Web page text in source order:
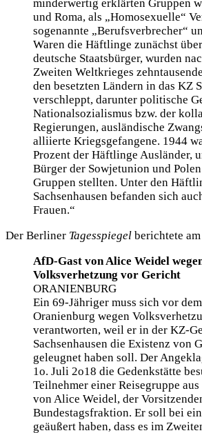
minderwertig erklärten Gruppen
und Roma, als „Homosexuelle“
sogenannte „Berufsverbrecher“
Waren die Häftlinge zunächst
deutsche Staatsbürger, wurden
Zweiten Weltkrieges
den besetzten Ländern in das KZ
verschleppt, darunter politische
Nationalsozialismus bzw. der
Regierungen, ausländische
alliierte Kriegsgefangene. 1944
Prozent der Häftlinge Ausländer,
Bürger der Sowjetunion und
Gruppen stellten. Unter den
Sachsenhausen befanden sich
Frauen.“
Der Berliner Tagesspiegel berichtete
AfD-Gast von Alice Weidel
Volksverhetzung vor Gericht
ORANIENBURG
Ein 69-Jähriger muss sich vor
Oranienburg wegen
verantworten, weil er in der KZ-
Sachsenhausen die Existenz von
geleugnet haben soll. Der
1o. Juli 2o18 die Gedenkstätte
Teilnehmer einer Reisegruppe
von Alice Weidel, der
Bundestagsfraktion. Er soll bei
geäußert haben, dass es im